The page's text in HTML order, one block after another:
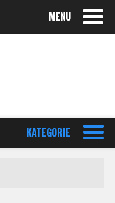
MENU
KATEGORIE